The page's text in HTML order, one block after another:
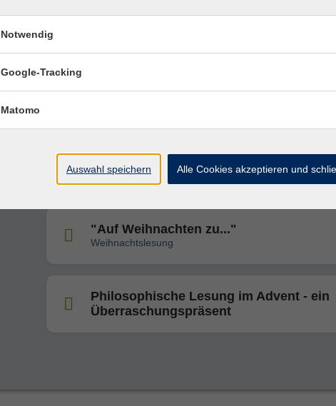
Autobiographisches Schreiben
Film
"Auf Weihnachten zu..."
Weihnachtslesung
Philosophische Lesung im Advent - ein
Überraschungspräsent
Notwendig
Google-Tracking
Matomo
Auswahl speichern Alle Cookies akzeptieren und